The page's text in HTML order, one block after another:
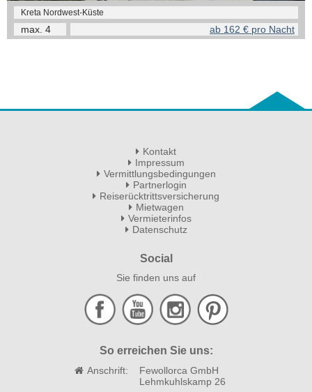
Kreta Nordwest-Küste
max. 4 ab 162 € pro Nacht
Kontakt
Impressum
Vermittlungsbedingungen
Partnerlogin
Reiserücktrittsversicherung
Mietwagen
Vermieterinfos
Datenschutz
Social
Sie finden uns auf
So erreichen Sie uns:
Anschrift:
Fewollorca GmbH
Lehmkuhlskamp 26